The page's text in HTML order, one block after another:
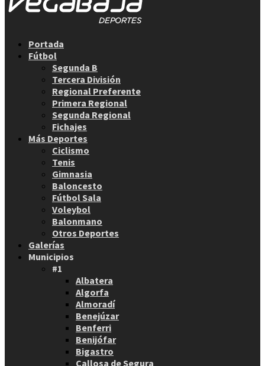
Portada
Fútbol
Segunda B
Tercera División
Regional Preferente
Primera Regional
Segunda Regional
Fichajes
Más Deportes
Ciclismo
Tenis
Gimnasia
Baloncesto
Fútbol Sala
Voleybol
Balonmano
Otros Deportes
Galerías
Municipios
#1
Albatera
Algorfa
Almoradí
Benejúzar
Benferri
Benijófar
Bigastro
Callosa de Segura